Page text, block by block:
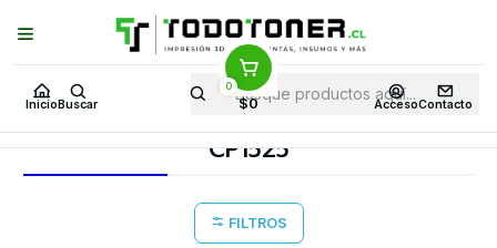
Inicio Buscar
0
$0 AccesoContacto
Puedes Elegir: Comprar enTienda· Despachoa Todo Chile · Retiro en
Tienda en24 Horas
Inicio Toner y tambor Toner Alternativo HP Equipos HP
CP1525
CP1525
FILTROS